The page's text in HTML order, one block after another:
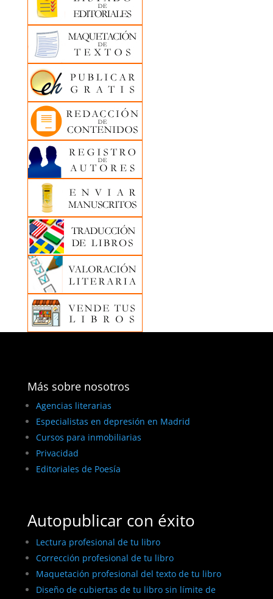
Más sobre nosotros
Agencias literarias
Especialistas en depresión en Madrid
Cursos para inmobiliarias
Privacidad
Editoriales de Poesía
Autopublicar con éxito
Lectura profesional de tu libro
Corrección profesional de tu libro
Maquetación profesional del texto de tu libro
Diseño de cubiertas de tu libro sin límite de